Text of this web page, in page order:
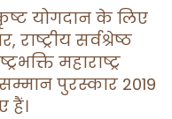
योगदान के लिए
राष्ट्रीय सर्वश्रेष्ठ
महाराष्ट्र
पुरस्कार 2019
हैं।